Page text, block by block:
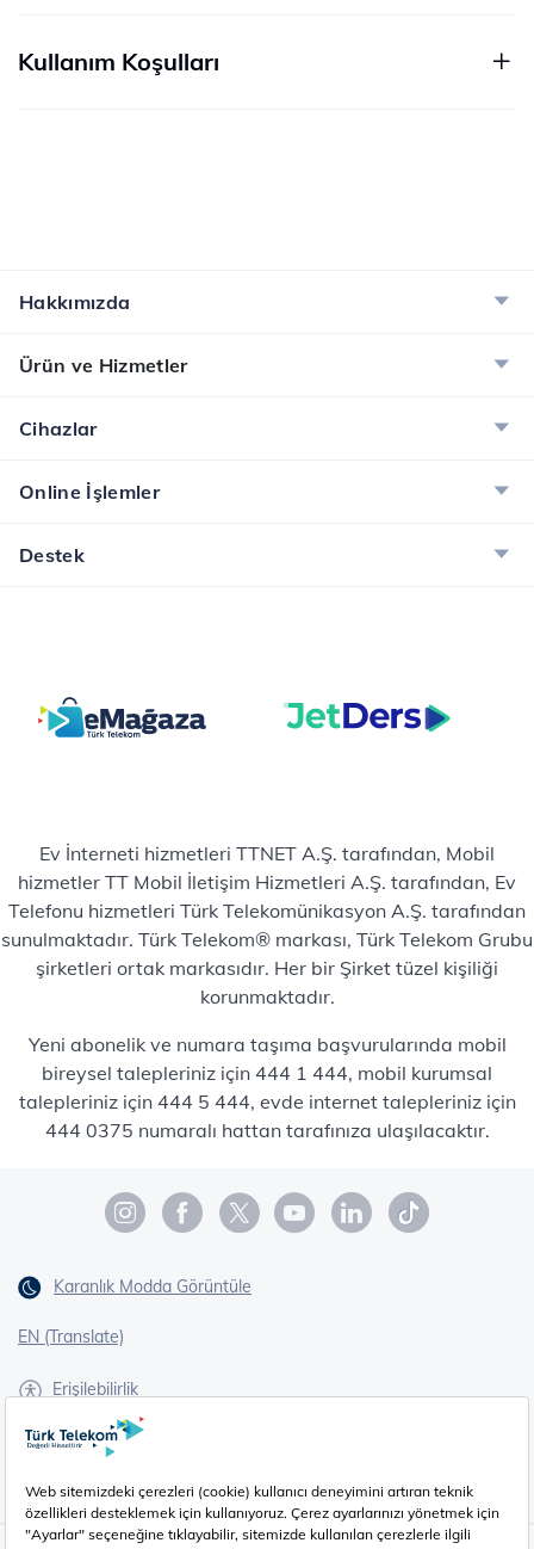
Kullanım Koşulları
Hakkımızda
Ürün ve Hizmetler
Cihazlar
Online İşlemler
Destek
Ev İnterneti hizmetleri TTNET A.Ş. tarafından, Mobil
hizmetler TT Mobil İletişim Hizmetleri A.Ş. tarafından, Ev
Telefonu hizmetleri Türk Telekomünikasyon A.Ş. tarafından
sunulmaktadır. Türk Telekom® markası, Türk Telekom Grubu
şirketleri ortak markasıdır. Her bir Şirket tüzel kişiliği
korunmaktadır.
Yeni abonelik ve numara taşıma başvurularında mobil
bireysel talepleriniz için 444 1 444, mobil kurumsal
talepleriniz için 444 5 444, evde internet talepleriniz için
444 0375 numaralı hattan tarafınıza ulaşılacaktır.
Karanlık Modda Görüntüle
EN (Translate)
Erişilebilirlik
İşaret Dili Çevirisi